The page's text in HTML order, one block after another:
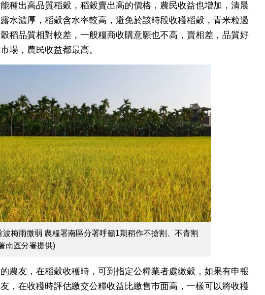
種出高品質稻穀，稻穀賣出高的價格，農民收益也增加，清晨
水濃厚，稻穀含水率較高，避免於該時段收穫稻穀，青米粒過
稻品質相對較差，一般糧商收購意願也不高，賣相差，品質好
場，農民收益都最高。
波梅雨微弱 農糧署南區分署呼籲1期稻作不搶割、不青割
南區分署提供)
農友，在稻穀收穫時，可到指定公糧業者處繳穀，如果有申報
，在收穫時評估繳交公糧收益比繳售巿面高，一樣可以將收穫